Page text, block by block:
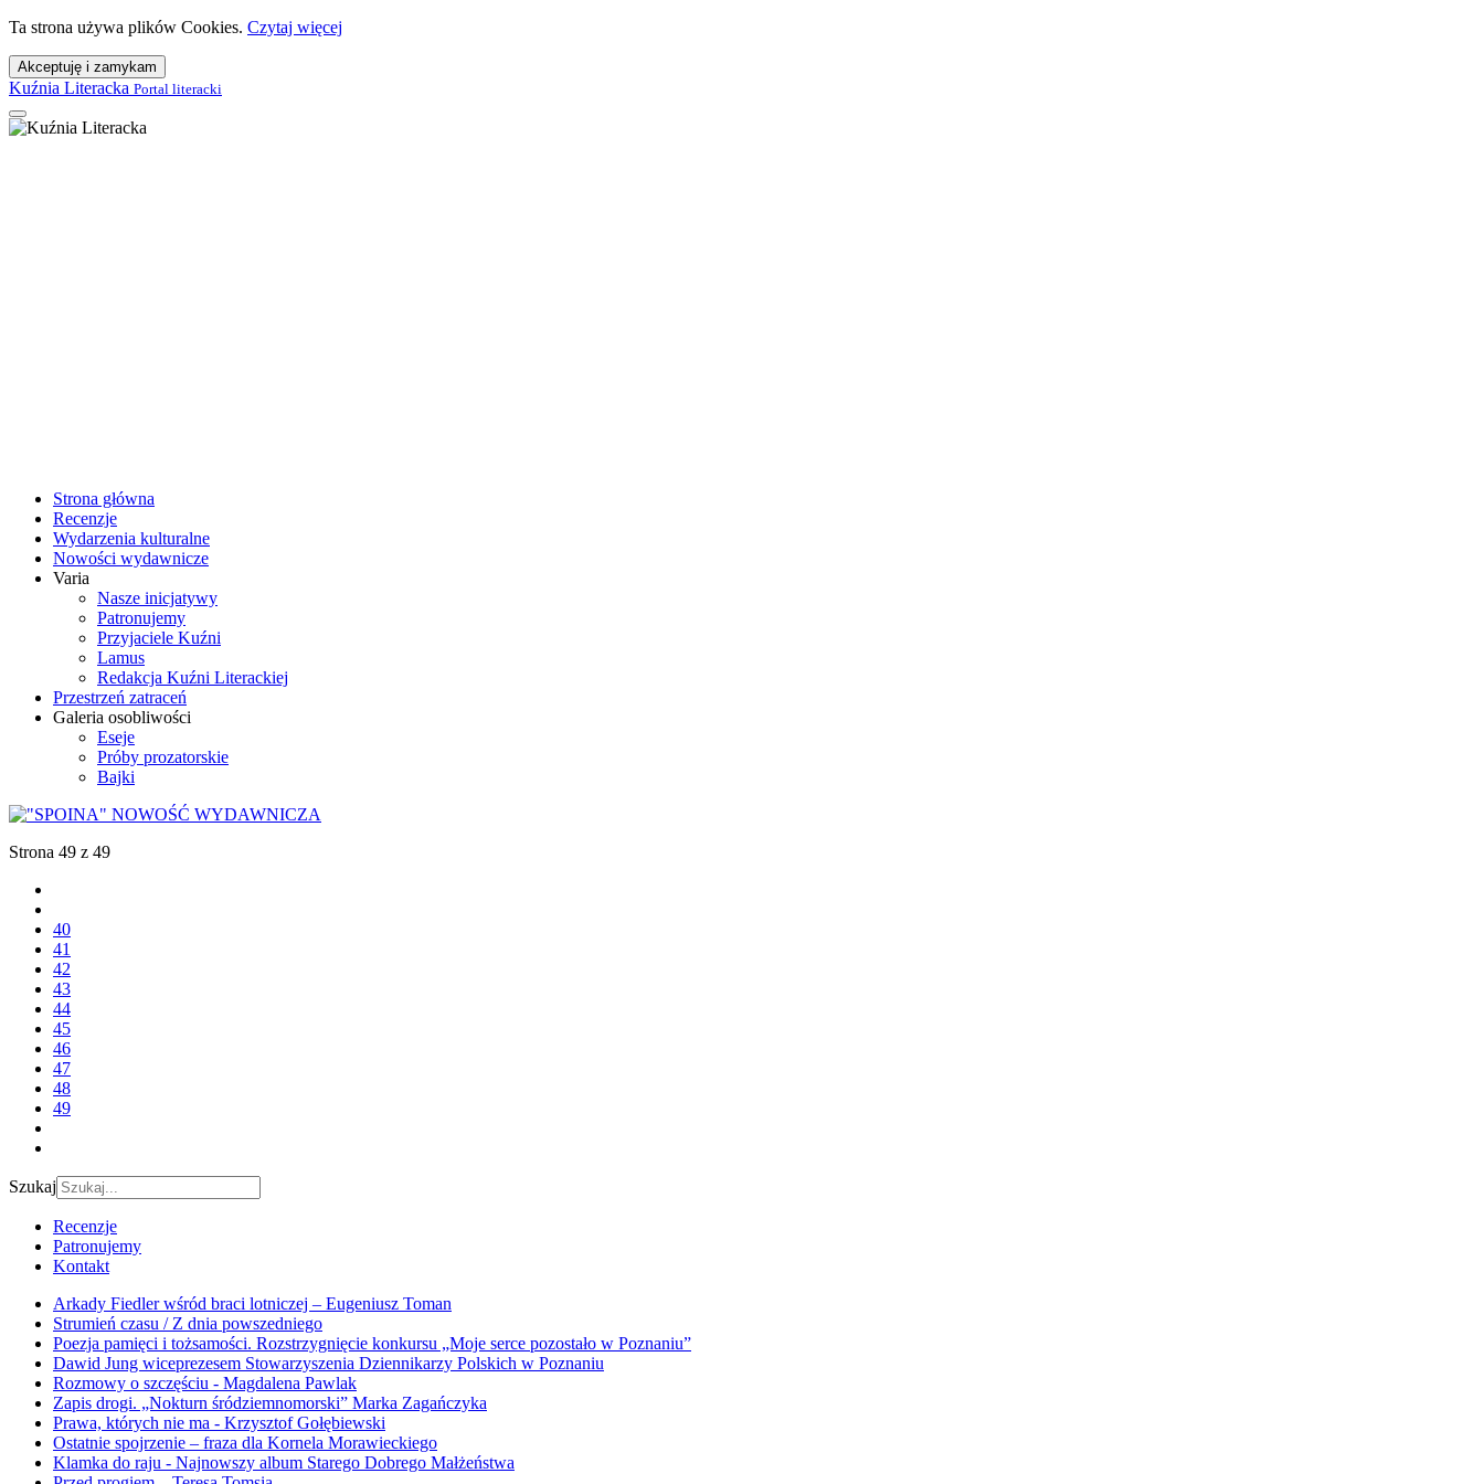
Ta strona używa plików Cookies. Czytaj więcej
Akceptuję i zamykam
Kuźnia Literacka Portal literacki
Strona główna
Recenzje
Wydarzenia kulturalne
Nowości wydawnicze
Varia
Nasze inicjatywy
Patronujemy
Przyjaciele Kuźni
Lamus
Redakcja Kuźni Literackiej
Przestrzeń zatraceń
Galeria osobliwości
Eseje
Próby prozatorskie
Bajki
Strona 49 z 49
40
41
42
43
44
45
46
47
48
49
Szukaj
Recenzje
Patronujemy
Kontakt
Arkady Fiedler wśród braci lotniczej – Eugeniusz Toman
Strumień czasu / Z dnia powszedniego
Poezja pamięci i tożsamości. Rozstrzygnięcie konkursu „Moje serce pozostało w Poznaniu”
Dawid Jung wiceprezesem Stowarzyszenia Dziennikarzy Polskich w Poznaniu
Rozmowy o szczęściu - Magdalena Pawlak
Zapis drogi. „Nokturn śródziemnomorski” Marka Zagańczyka
Prawa, których nie ma - Krzysztof Gołębiewski
Ostatnie spojrzenie – fraza dla Kornela Morawieckiego
Klamka do raju - Najnowszy album Starego Dobrego Małżeństwa